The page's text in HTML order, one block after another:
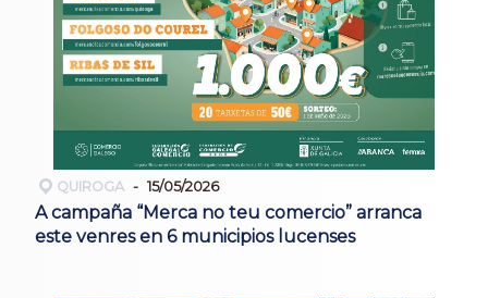
QUIROGA 15/05/2026
A campaña “Merca no teu comercio” arranca
este venres en 6 municipios lucenses